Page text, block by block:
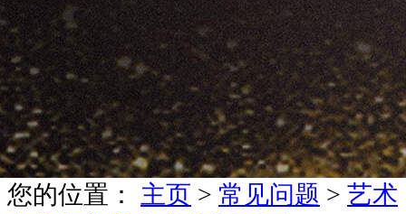
您的位置： 主页 > 常见问题 > 艺术